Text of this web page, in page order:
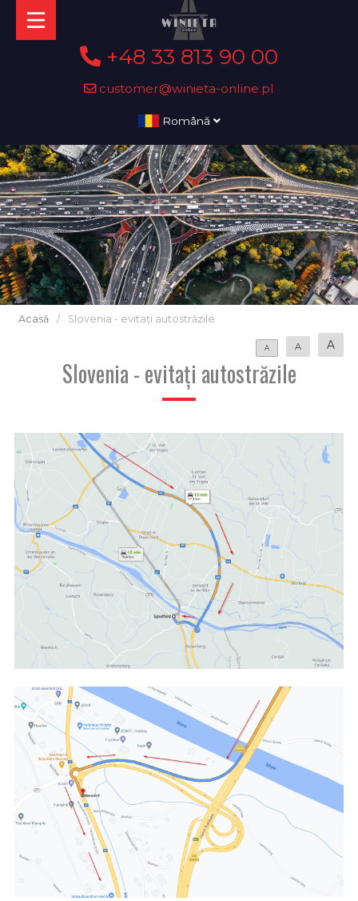
+48 33 813 90 00
customer@winieta-online.pl
Română
Acasă / Slovenia - evitați autostrăzile
A A A
Slovenia - evitați autostrăzile